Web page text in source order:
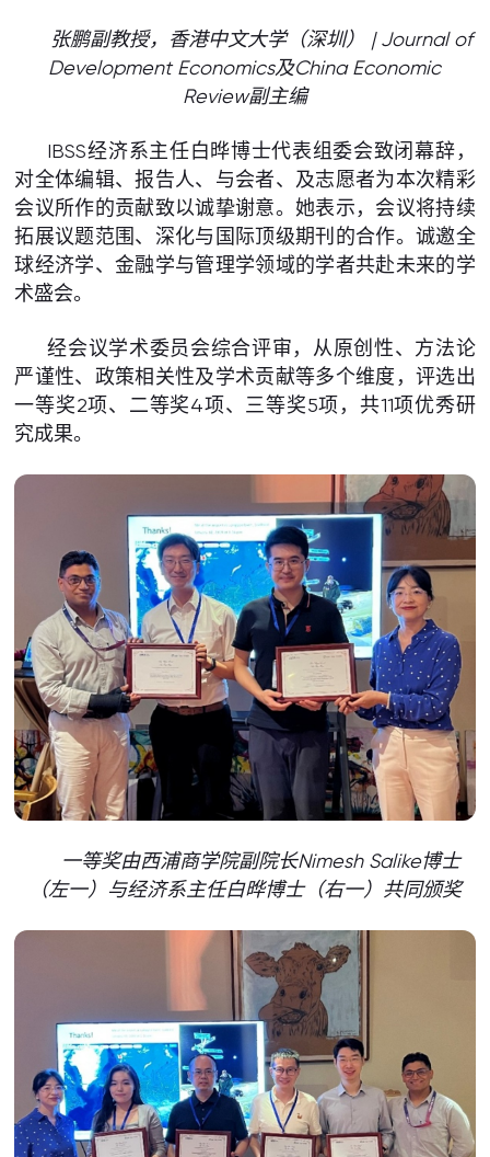
张鹏副教授，香港中文大学（深圳） | Journal of
Development Economics及China Economic
Review副主编
IBSS经济系主任白晔博士代表组委会致闭幕辞，
对全体编辑、报告人、与会者、及志愿者为本次精彩
会议所作的贡献致以诚挚谢意。她表示，会议将持续
拓展议题范围、深化与国际顶级期刊的合作。诚邀全
球经济学、金融学与管理学领域的学者共赴未来的学
术盛会。
经会议学术委员会综合评审，从原创性、方法论
严谨性、政策相关性及学术贡献等多个维度，评选出
一等奖2项、二等奖4项、三等奖5项，共11项优秀研
究成果。
一等奖由西浦商学院副院长Nimesh Salike博士
（左一）与经济系主任白晔博士（右一）共同颁奖